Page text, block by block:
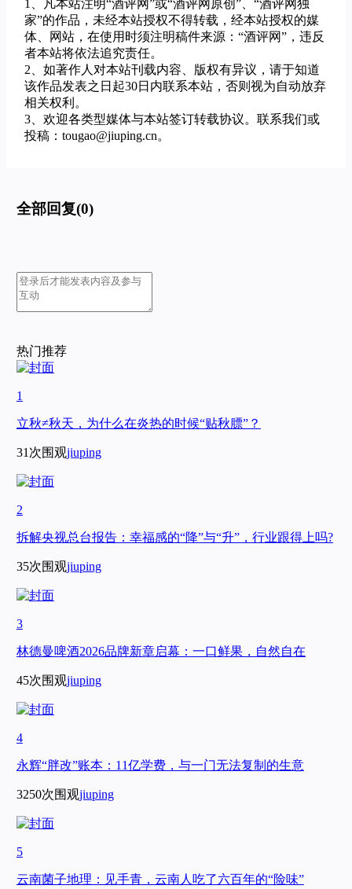
1、凡本站注明“酒评网”或“酒评网原创”、“酒评网独
家”的作品，未经本站授权不得转载，经本站授权的媒
体、网站，在使用时须注明稿件来源：“酒评网”，违反
者本站将依法追究责任。
2、如著作人对本站刊载内容、版权有异议，请于知道
该作品发表之日起30日内联系本站，否则视为自动放弃
相关权利。
3、欢迎各类型媒体与本站签订转载协议。联系我们或
投稿：tougao@jiuping.cn。
全部回复(0)
热门推荐
1
立秋≠秋天，为什么在炎热的时候“贴秋膘”？
31次围观jiuping
2
拆解央视总台报告：幸福感的“降”与“升”，行业跟得上吗?
35次围观jiuping
3
林德曼啤酒2026品牌新章启幕：一口鲜果，自然自在
45次围观jiuping
4
永辉“胖改”账本：11亿学费，与一门无法复制的生意
3250次围观jiuping
5
云南菌子地理：见手青，云南人吃了六百年的“险味”